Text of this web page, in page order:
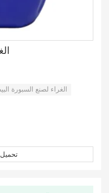
الغراء لصنع السبورة
تحميل